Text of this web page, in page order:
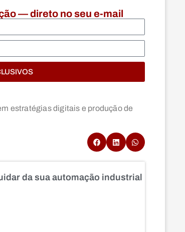
— direto no seu e-mail
estratégias digitais e produção de
da sua automação industrial